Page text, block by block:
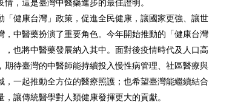
情，這是臺灣中醫藥進步的最佳證明。
「健康台灣」政策，促進全民健康，讓國家更強、讓世
，中醫藥扮演了重要角色。今年開始推動的「健康台灣
，也將中醫藥發展納入其中。面對後疫情時代及人口高
期待臺灣的中醫師能持續投入慢性病管理、社區醫療與
，一起推動全方位的醫療照護；也希望臺灣能繼續結合
，讓傳統醫學對人類健康發揮更大的貢獻。